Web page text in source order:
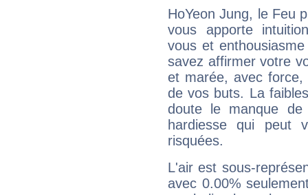
HoYeon Jung, le Feu
vous apporte
vous et
savez affirmer votre
et marée, avec
de vos buts. La
doute le manque
hardiesse qui peut
risquées.
L'air est sous-
avec 0.00%